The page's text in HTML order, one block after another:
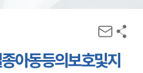
아동등의보호및지